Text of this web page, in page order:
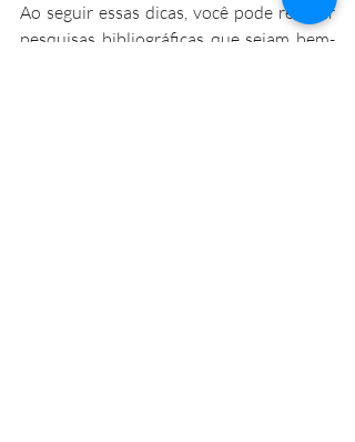
Ao seguir essas dicas, você pode realizar
pesquisas bibliográficas que sejam bem-